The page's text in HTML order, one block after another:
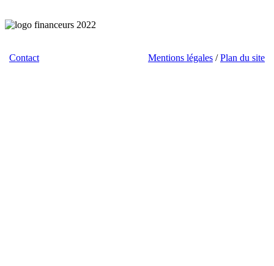
Contact Mentions légales /Plan du site